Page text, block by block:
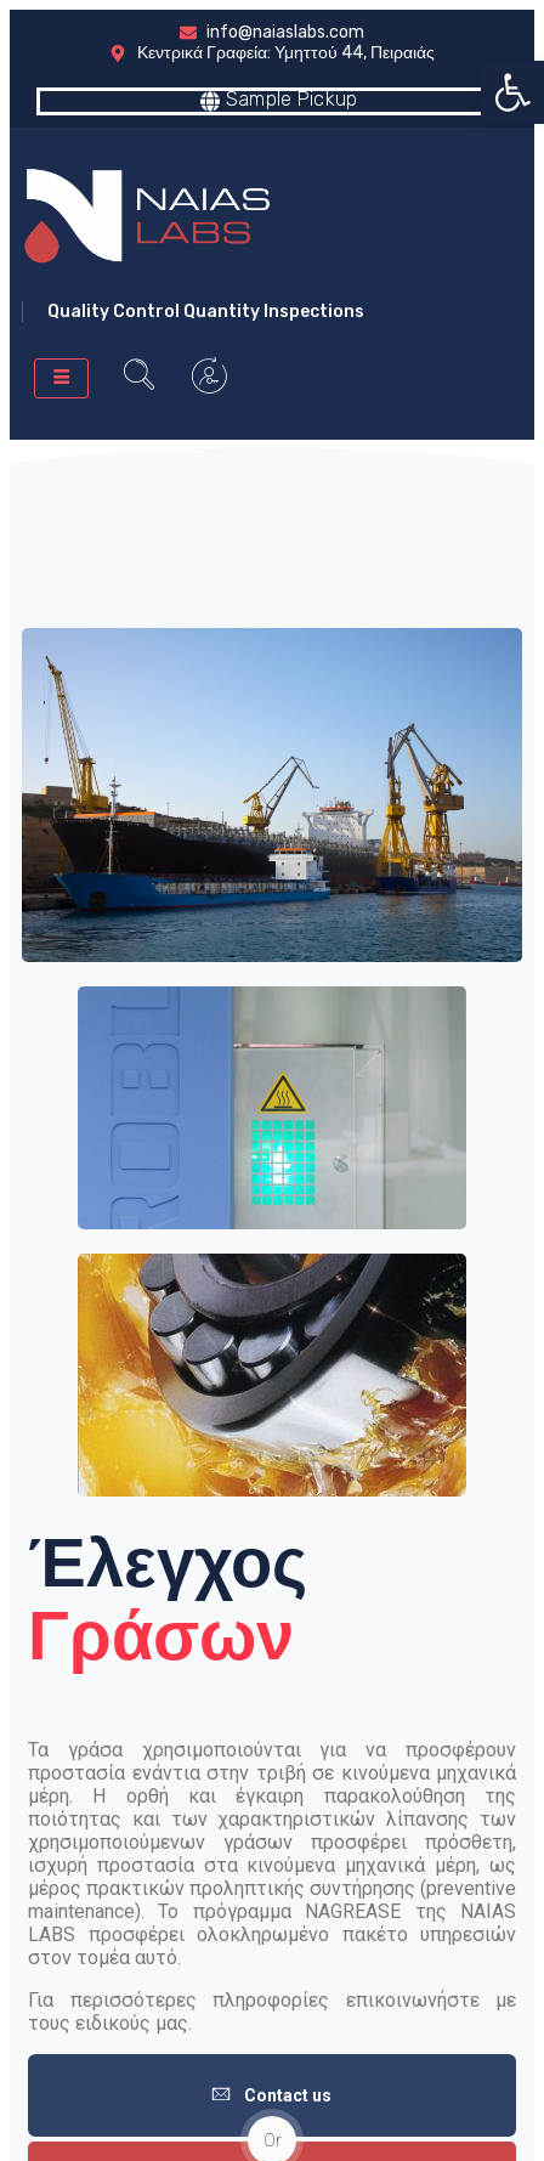
info@naiaslabs.com
Κεντρικά Γραφεία: Υμηττού 44, Πειραιάς
Sample Pickup
Quality Control Quantity Inspections
Έλεγχος
Γράσων
Τα γράσα χρησιμοποιούνται για να προσφέρουν
προστασία ενάντια στην τριβή σε κινούμενα μηχανικά
μέρη. Η ορθή και έγκαιρη παρακολούθηση της
ποιότητας και των χαρακτηριστικών λίπανσης των
χρησιμοποιούμενων γράσων προσφέρει πρόσθετη,
ισχυρή προστασία στα κινούμενα μηχανικά μέρη, ως
μέρος πρακτικών προληπτικής συντήρησης (preventive
maintenance). Το πρόγραμμα NAGREASE της NAIAS
LABS προσφέρει ολοκληρωμένο πακέτο υπηρεσιών
στον τομέα αυτό.
Για περισσότερες πληροφορίες επικοινωνήστε με
τους ειδικούς μας.
Contact us
Or